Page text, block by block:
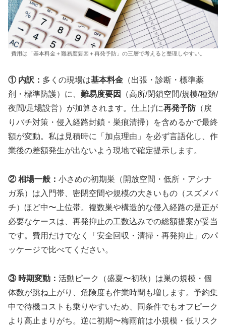
費用は「基本料金＋難易度要因＋再発予防」の三層で考えると整理しやすい。
① 内訳： 多くの現場は基本料金 （出張・診断・標準薬
剤・標準防護）に、 難易度要因
（高所/閉鎖空間/規模/種類/
夜間/足場設営）が加算されます。仕上げに再発予防 （戻
りバチ対策・侵入経路封鎖・巣痕清掃）を含めるかで最終
額が変動。私は見積時に「加点理由」を必ず言語化し、作
業後の差額発生が出ないよう現地で確定提示します。
② 相場一般： 小さめの初期巣（開放空間・低所・アシナ
ガ系）は入門帯、密閉空間や規模の大きいもの（スズメバ
チ）ほど中〜上位帯。複数巣や構造的な侵入経路の是正が
必要なケースは、再発抑止の工数込みでの総額提案が妥当
です。費用だけでなく「安全回収・清掃・再発抑止」のパ
ッケージで比べてください。
③ 時期変動： 活動ピーク（盛夏〜初秋）は巣の規模・個
体数が跳ね上がり、危険度も作業時間も増します。予約集
中で待機コストも乗りやすいため、同条件でもオフピーク
より高止まりがち。逆に初期〜梅雨前は小規模・低リスク